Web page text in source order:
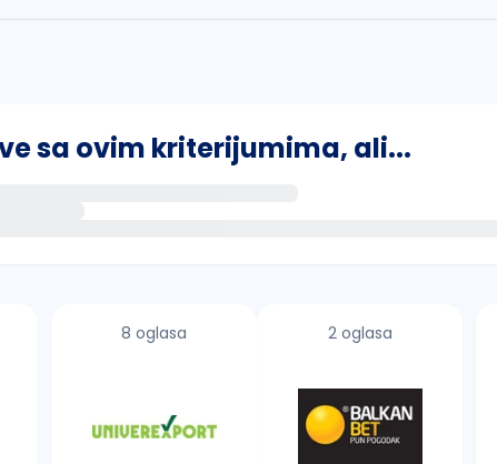
sa ovim kriterijumima, ali...
č, ć, š, đ, ž, dž)
8 oglasa 2 oglasa